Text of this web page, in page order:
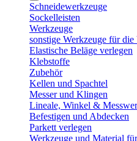
Schneidewerkzeuge
Sockelleisten
Werkzeuge
sonstige Werkzeuge für die
Elastische Beläge verlegen
Klebstoffe
Zubehör
Kellen und Spachtel
Messer und Klingen
Lineale, Winkel &
Befestigen und Abdecken
Parkett verlegen
Werkzeuge und Material